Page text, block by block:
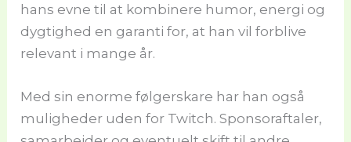
hans evne til at kombinere humor, energi og
dygtighed en garanti for, at han vil forblive
relevant i mange år.
Med sin enorme følgerskare har han også
muligheder uden for Twitch. Sponsoraftaler,